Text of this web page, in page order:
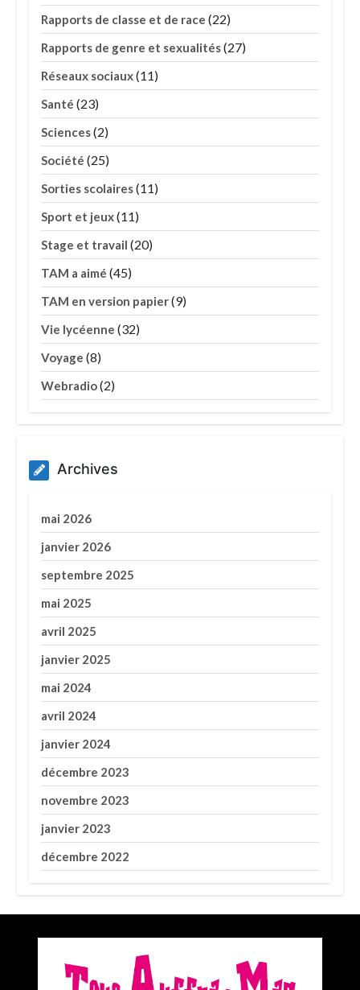
Rapports de classe et de race (22)
Rapports de genre et sexualités(27)
Réseaux sociaux(11)
Santé (23)
Sciences(2)
Société (25)
Sorties scolaires(11)
Sport et jeux(11)
Stage et travail (20)
TAM a aimé (45)
TAM en version papier(9)
Vie lycéenne (32)
Voyage (8)
Webradio(2)
Archives
mai 2026
janvier 2026
septembre 2025
mai 2025
avril 2025
janvier 2025
mai 2024
avril 2024
janvier 2024
décembre 2023
novembre 2023
janvier 2023
décembre 2022